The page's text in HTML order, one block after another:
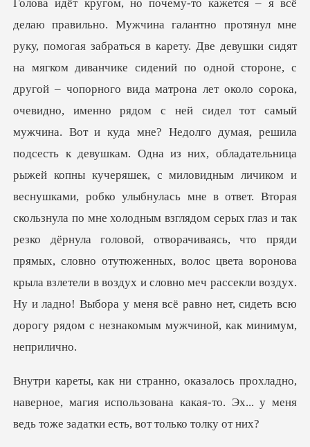
ом с ней сидел тот самый
мужчина. Вот и куда мне? Недолго думая, решила
подсесть к девушкам. Одна из них, обладательница
рыжей копны кучеряшек, с миловидным личиком и
веснушками, робко улыбнулась мне в ответ. Вторая
скользнула по мне холодным взглядом серых глаз и т
,
наверное, магия использована какая-то. Эх... у м